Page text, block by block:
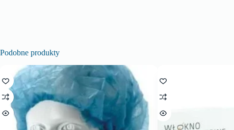
Podobne produkty